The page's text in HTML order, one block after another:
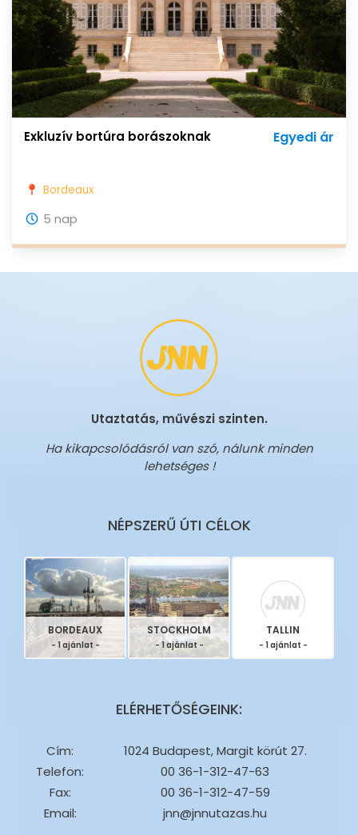
Exkluzív bortúra borászoknak Egyedi ár
Bordeaux
5 nap
Utaztatás, művészi szinten.
Ha kikapcsolódásról van szó, nálunk minden
lehetséges !
NÉPSZERŰ ÚTI CÉLOK
BORDEAUX
- 1 ajánlat -
STOCKHOLM
- 1 ajánlat -
TALLIN
- 1 ajánlat -
ELÉRHETŐSÉGEINK:
Cím:
1024 Budapest, Margit körút 27.
Telefon:
00 36-1-312-47-63
Fax:
00 36-1-312-47-59
Email:
jnn@jnnutazas.hu